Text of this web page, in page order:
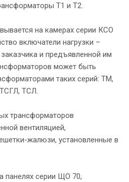
Т1 и Т2.
на камерах серии КСО
включатели нагрузки –
и предъявленной им
может быть
таких серий: ТМ,
ТСЛ.
трансформаторов
вентиляцией,
жалюзи, установленные в
панелях серии ЩО 70,